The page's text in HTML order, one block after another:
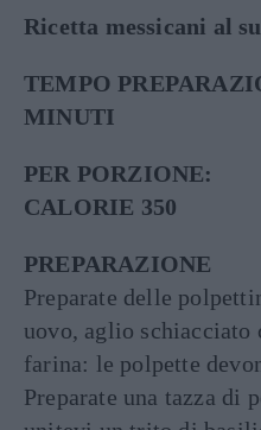
Ricetta messicani al
TEMPO
MINUTI
PER PORZIONE:
CALORIE 350
PREPARAZIONE
Preparate delle
uovo, aglio schiacciato
farina: le polpette
Preparate una tazza di